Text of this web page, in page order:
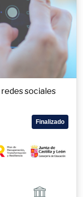
sociales
Finalizado